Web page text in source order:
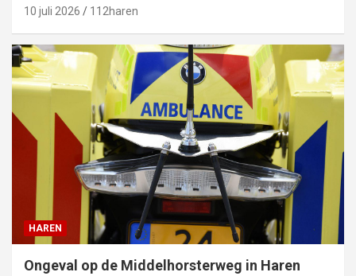
10 juli 2026 112haren
HAREN
Ongeval op de Middelhorsterweg in Haren